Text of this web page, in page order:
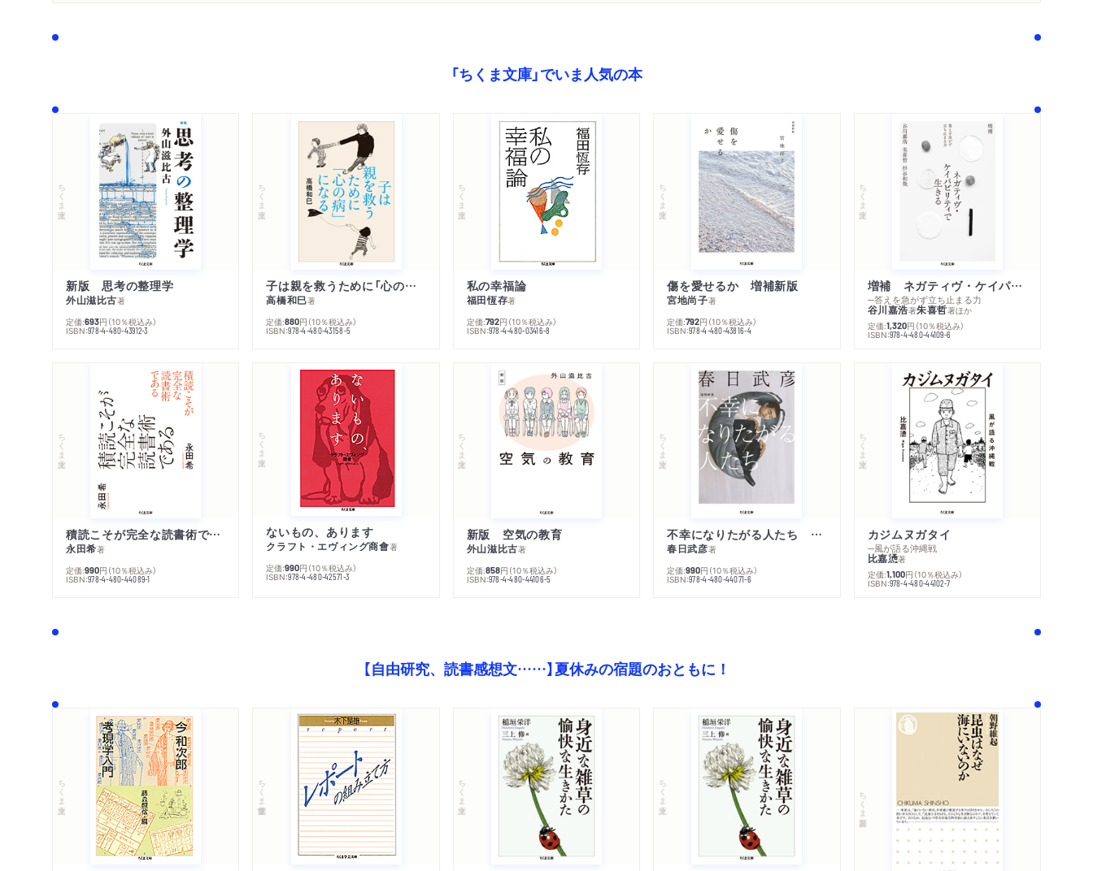
「ちくま文庫」でいま人気の本
ちくま文庫
新版 思考の整理学
外山滋比古著
定価:693円 （10％税込み）
ISBN:978-4-480-43912-3
ちくま文庫
子は親を救うために「心の病」になる
高橋和巳著
定価:880円 （10％税込み）
ISBN:978-4-480-43158-5
ちくま文庫
私の幸福論
福田恆存著
定価:792円 （10％税込み）
ISBN:978-4-480-03416-8
ちくま文庫
傷を愛せるか 増補新版
宮地尚子著
定価:792円 （10％税込み）
ISBN:978-4-480-43816-4
ちくま文庫
増補 ネガティヴ・ケイパビリティで生きる
─答えを急がず立ち止まる力
谷川嘉浩著朱喜哲著ほか
定価:1,320円 （10％税込み）
ISBN:978-4-480-44109-6
ちくま文庫
積読こそが完全な読書術である
永田希著
定価:990円 （10％税込み）
ISBN:978-4-480-44089-1
ちくま文庫
ないもの、あります
クラフト・エヴィング商會著
定価:990円 （10％税込み）
ISBN:978-4-480-42571-3
ちくま文庫
新版 空気の教育
外山滋比古著
定価:858円 （10％税込み）
ISBN:978-4-480-44106-5
ちくま文庫
不幸になりたがる人たち 増補新版
春日武彦著
定価:990円 （10％税込み）
ISBN:978-4-480-44071-6
ちくま文庫
カジムヌガタイ
─風が語る沖縄戦
比嘉慂著
定価:1,100円 （10％税込み）
ISBN:978-4-480-44102-7
【自由研究、読書感想文……】夏休みの宿題のおともに！
ちくま文庫 ちくま学芸文庫 ちくま文庫 ちくま文庫 ちくま新書